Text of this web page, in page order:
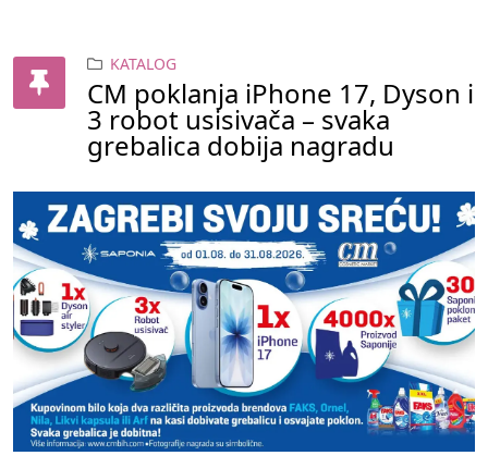
KATALOG
CM poklanja iPhone 17, Dyson i
3 robot usisivača – svaka
grebalica dobija nagradu